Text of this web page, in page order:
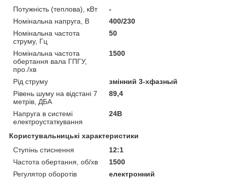
Потужність (теплова), кВт
-
Номінальна напруга, В
400/230
Номінальна частота
струму, Гц
50
Номінальна частота
обертання вала ГПГУ,
про./хв
1500
Рід струму
змінний 3-хфазный
Рівень шуму на відстані 7
метрів, ДБА
89,4
Напруга в системі
електроустаткування
24В
Користувальницькі характеристики
Ступінь стиснення
12:1
Частота обертання, об/хв
1500
Регулятор оборотів
електронний